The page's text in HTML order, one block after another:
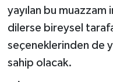
yayılan bu muazzam
dilerse bireysel
seçeneklerinden de
sahip olacak.